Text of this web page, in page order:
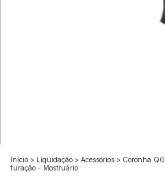
Início > Liquidação > Acessórios > Coronha
furação - Mostruário